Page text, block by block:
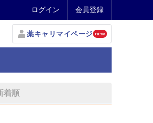
ログイン 会員登録
薬キャリマイページ new
着順